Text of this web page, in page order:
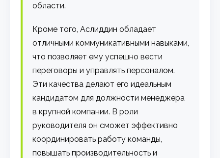
области.
Кроме того, Аслиддин обладает
отличными коммуникативными навыками,
что позволяет ему успешно вести
переговоры и управлять персоналом.
Эти качества делают его идеальным
кандидатом для должности менеджера
в крупной компании. В роли
руководителя он сможет эффективно
координировать работу команды,
повышать производительность и